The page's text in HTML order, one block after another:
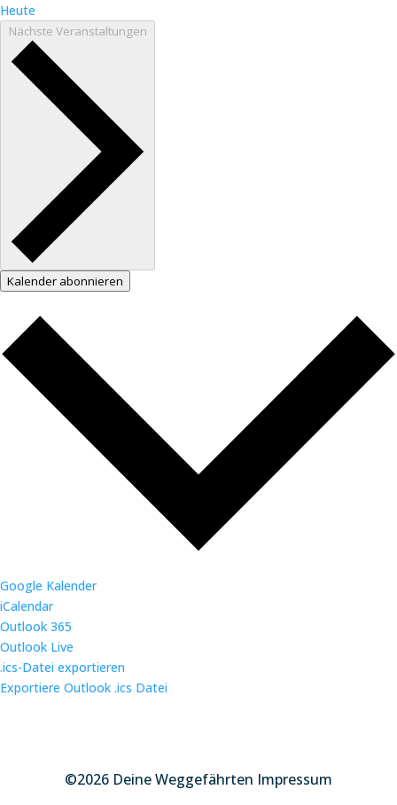
Heute
Nächste Veranstaltungen
Kalender abonnieren
Google Kalender
iCalendar
Outlook 365
Outlook Live
.ics-Datei exportieren
Exportiere Outlook .ics Datei
©2026 Deine Weggefährten Impressum